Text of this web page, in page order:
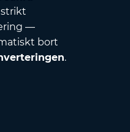
strikt
—
bort
.